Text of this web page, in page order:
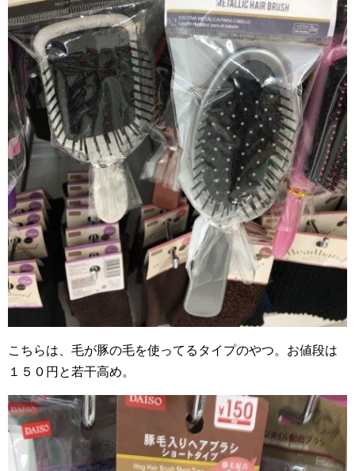
こちらは、毛が豚の毛を使ってるタイプのやつ。お値段は
１５０円と若干高め。